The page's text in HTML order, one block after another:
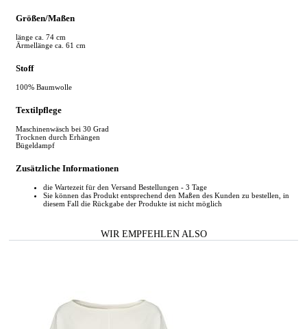
Größen/Maßen
länge ca. 74 cm
Ärmellänge ca. 61 cm
Stoff
100% Baumwolle
Textilpflege
Maschinenwäsch bei 30 Grad
Trocknen durch Erhängen
Bügeldampf
Zusätzliche Informationen
die Wartezeit für den Versand Bestellungen - 3 Tage
Sie können das Produkt entsprechend den Maßen des Kunden zu bestellen, in
diesem Fall die Rückgabe der Produkte ist nicht möglich
WIR EMPFEHLEN ALSO